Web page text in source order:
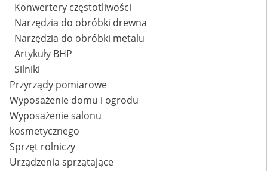
Konwertery częstotliwości
Narzędzia do obróbki drewna
Narzędzia do obróbki metalu
Artykuły BHP
Silniki
Przyrządy pomiarowe
Wyposażenie domu i ogrodu
Wyposażenie salonu
kosmetycznego
Sprzęt rolniczy
Urządzenia sprzątające